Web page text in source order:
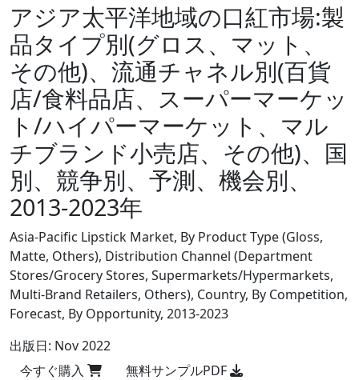
アジア太平洋地域の口紅市場:製
品タイプ別(グロス、マット、
その他)、流通チャネル別(百貨
店/食料品店、スーパーマーケッ
ト/ハイパーマーケット、マル
チブランド小売店、その他)、国
別、競争別、予測、機会別、
2013-2023年
Asia-Pacific Lipstick Market, By Product Type (Gloss,
Matte, Others), Distribution Channel (Department
Stores/Grocery Stores, Supermarkets/Hypermarkets,
Multi-Brand Retailers, Others), Country, By Competition,
Forecast, By Opportunity, 2013-2023
出版日: Nov 2022
今すぐ購入
無料サンプルPDF